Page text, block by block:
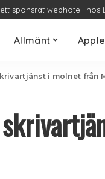
sponsrat webhotell hos
Allmänt Apple
i molnet från